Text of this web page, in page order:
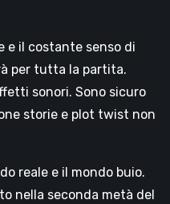
e il costante senso di
per tutta la partita.
sonori. Sono sicuro
storie e plot twist non
reale e il mondo buio.
nella seconda metà del